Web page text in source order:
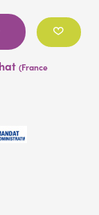
(France